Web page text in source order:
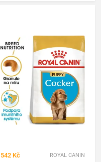
542 Kč ROYAL CANIN